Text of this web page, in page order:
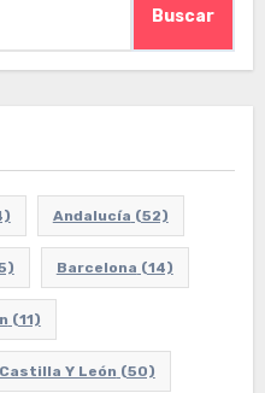
Buscar
Andalucía (52)
Barcelona (14)
(11)
Castilla Y León (50)